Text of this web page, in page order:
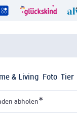
& Living Foto Tier
abholen*